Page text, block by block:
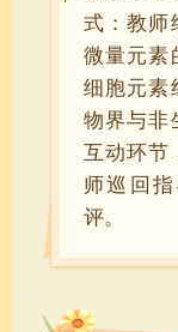
式：教师
微量元素
细胞元素
物界与非
互动环节
师巡回
评。